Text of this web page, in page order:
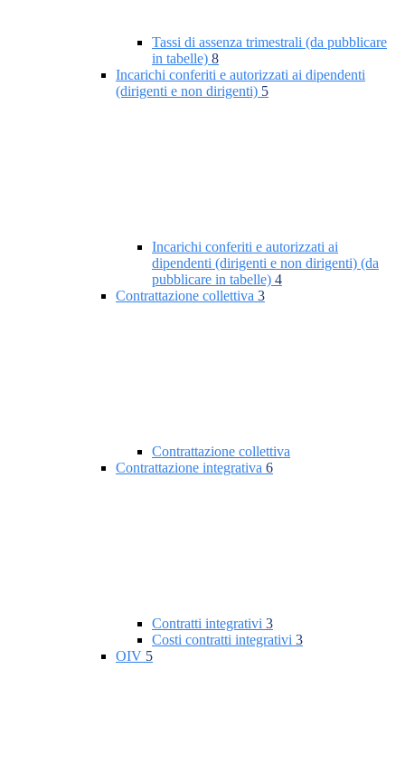
Tassi di assenza trimestrali (da pubblicare
in tabelle) 8
Incarichi conferiti e autorizzati ai dipendenti
(dirigenti e non dirigenti) 5
Incarichi conferiti e autorizzati ai
dipendenti (dirigenti e non dirigenti) (da
pubblicare in tabelle) 4
Contrattazione collettiva 3
Contrattazione collettiva
Contrattazione integrativa 6
Contratti integrativi 3
Costi contratti integrativi 3
OIV 5